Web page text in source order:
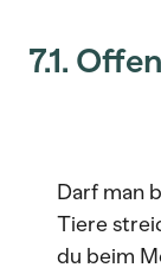
7.1.
Darf man
Tiere
du beim